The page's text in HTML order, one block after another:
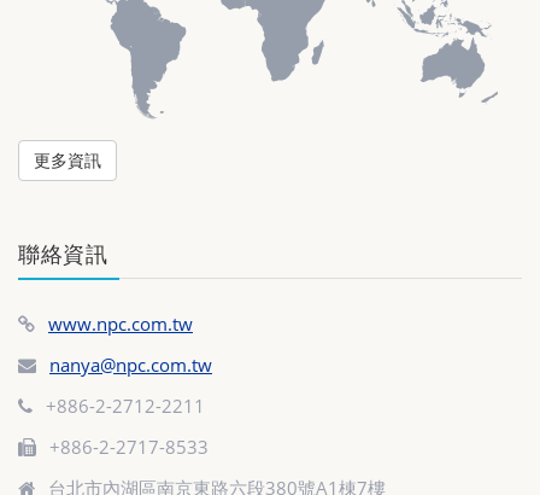
更多資訊
聯絡資訊
www.npc.com.tw
nanya@npc.com.tw
+886-2-2712-2211
+886-2-2717-8533
台北市內湖區南京東路六段380號A1棟7樓